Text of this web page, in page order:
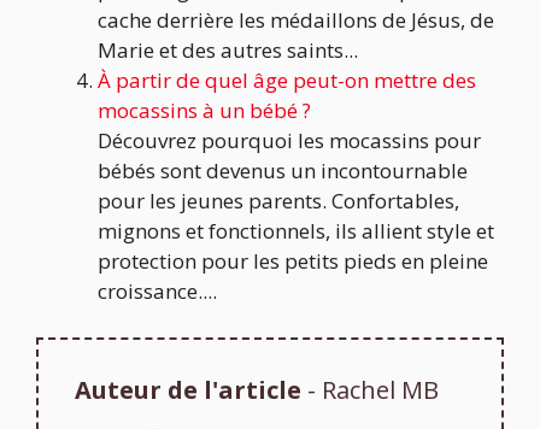
cache derrière les médaillons de Jésus, de
Marie et des autres saints...
À partir de quel âge peut-on mettre des
mocassins à un bébé ?
Découvrez pourquoi les mocassins pour
bébés sont devenus un incontournable
pour les jeunes parents. Confortables,
mignons et fonctionnels, ils allient style et
protection pour les petits pieds en pleine
croissance....
Auteur de l'article - Rachel MB